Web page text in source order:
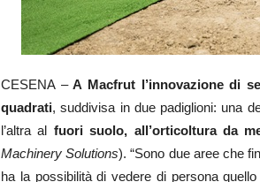
CESENA –A Macfrut l’innovazione di
quadrati, suddivisa in due padiglioni: una
l’altra al fuori suolo, all’orticoltura da
Machinery Solutions). “Sono due aree che
ha la possibilità di vedere di persona